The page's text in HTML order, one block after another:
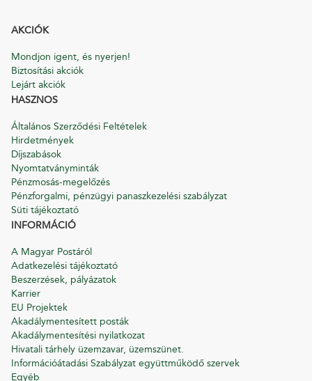
AKCIÓK
Mondjon igent, és nyerjen!
Biztosítási akciók
Lejárt akciók
HASZNOS
Általános Szerződési Feltételek
Hirdetmények
Díjszabások
Nyomtatványminták
Pénzmosás-megelőzés
Pénzforgalmi, pénzügyi panaszkezelési szabályzat
Süti tájékoztató
INFORMÁCIÓ
A Magyar Postáról
Adatkezelési tájékoztató
Beszerzések, pályázatok
Karrier
EU Projektek
Akadálymentesített posták
Akadálymentesítési nyilatkozat
Hivatali tárhely üzemzavar, üzemszünet.
Információátadási Szabályzat együttműködő szervek
Egyéb